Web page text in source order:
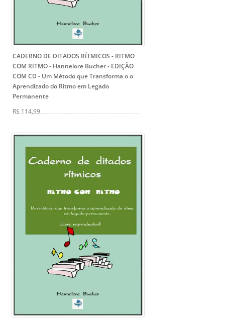
CADERNO DE DITADOS RÍTMICOS - RITMO
COM RITMO - Hannelore Bucher - EDIÇÃO
COM CD - Um Método que Transforma o o
Aprendizado do Ritmo em Legado
Permanente
R$ 114,99